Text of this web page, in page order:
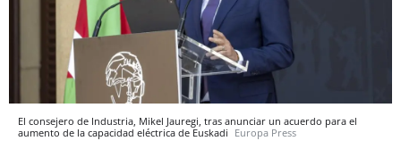
El consejero de Industria, Mikel Jauregi, tras anunciar un acuerdo para el
aumento de la capacidad eléctrica de Euskadi Europa Press